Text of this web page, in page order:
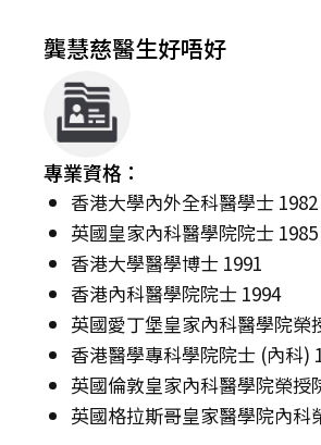
龔慧慈醫生好唔好
專業資格：
香港大學內外全科醫學士 1982
英國皇家內科醫學院院士 1985
香港大學醫學博士 1991
香港內科醫學院院士 1994
英國愛丁堡皇家內科醫學院榮
香港醫學專科學院院士 (內科)
英國倫敦皇家內科醫學院榮授
英國格拉斯哥皇家醫學院內科